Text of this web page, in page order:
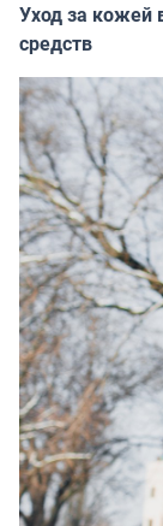
Уход за кожей
средств